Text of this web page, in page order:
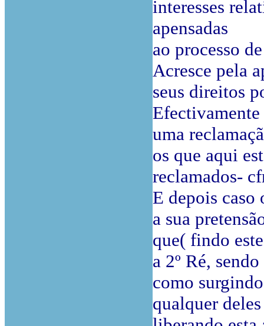
interesses
apensadas
ao processo
Acresce pela
seus direitos
Efectivamente
uma
os que aqui
reclamados-
E depois caso
a sua
que( findo
a 2º Ré,
como
qualquer